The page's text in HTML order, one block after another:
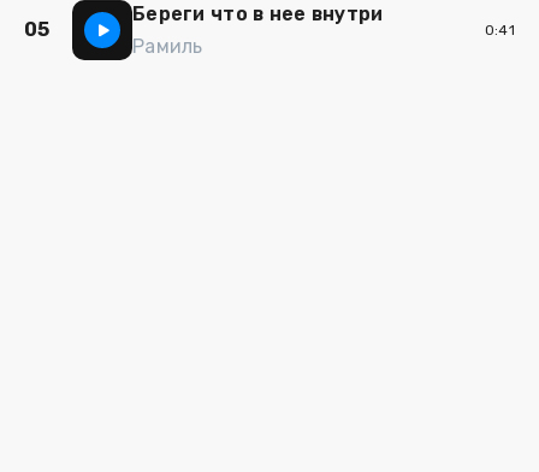
05
Береги что в нее внутри
Рамиль
0:41